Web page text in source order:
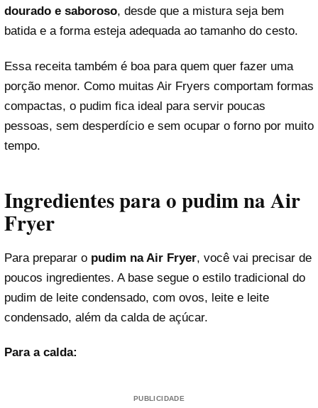
dourado e saboroso, desde que a mistura seja bem
batida e a forma esteja adequada ao tamanho do cesto.
Essa receita também é boa para quem quer fazer uma
porção menor. Como muitas Air Fryers comportam formas
compactas, o pudim fica ideal para servir poucas
pessoas, sem desperdício e sem ocupar o forno por muito
tempo.
Ingredientes para o pudim na Air
Fryer
Para preparar o pudim na Air Fryer, você vai precisar de
poucos ingredientes. A base segue o estilo tradicional do
pudim de leite condensado, com ovos, leite e leite
condensado, além da calda de açúcar.
Para a calda:
PUBLICIDADE